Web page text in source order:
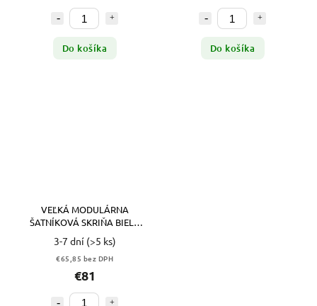
Do košíka Do košíka
VEĽKÁ MODULÁRNA
ŠATNÍKOVÁ SKRIŇA BIELA
148 x 148 x 47 cm
3-7 dní (>5 ks)
€65,85 bez DPH
€81